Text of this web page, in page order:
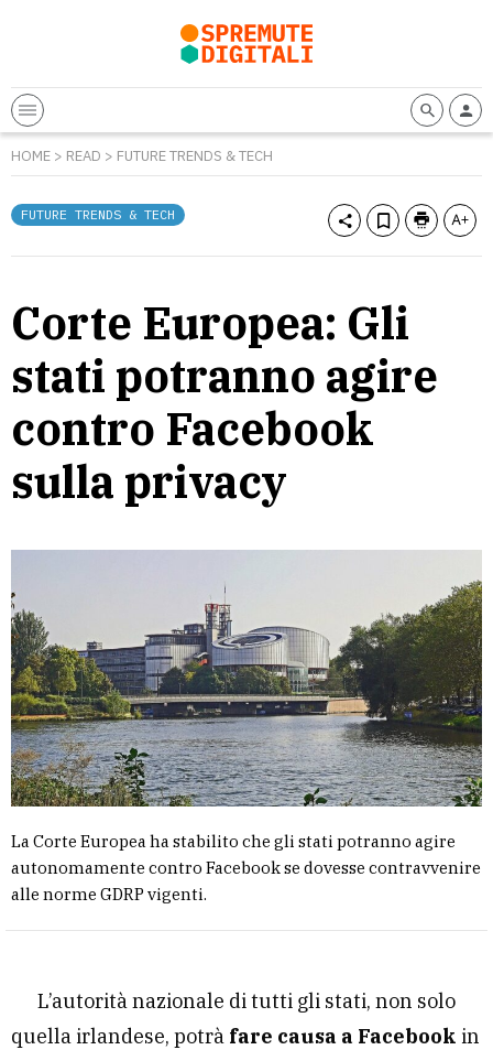
HOME > READ > FUTURE TRENDS & TECH
FUTURE TRENDS & TECH
Corte Europea: Gli
stati potranno agire
contro Facebook
sulla privacy
La Corte Europea ha stabilito che gli stati potranno agire
autonomamente contro Facebook se dovesse contravvenire
alle norme GDRP vigenti.
L’autorità nazionale di tutti gli stati, non solo
quella irlandese, potrà fare causa a Facebook in